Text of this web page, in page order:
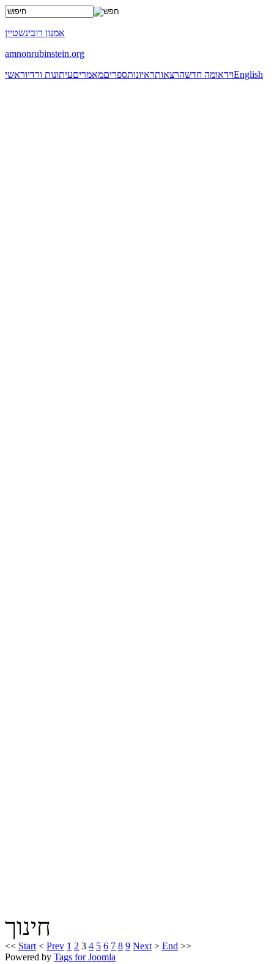
אמנון רובינשטיין
amnonrubinstein.org
x
ראשיעיתונות ורדיומאמריםספריםראיונותהרצאותמה חדשוידאוEnglish
חינוך
<< Start < Prev 1 2 3 4 5 6 7 8 9 Next > End >>
Powered by Tags for Joomla